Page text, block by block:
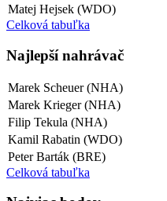
Matej Hejsek (WDO)
Celková tabuľka
Najlepší­ nahrávač
Marek Scheuer (NHA)
Marek Krieger (NHA)
Filip Tekula (NHA)
Kamil Rabatin (WDO)
Peter Barták (BRE)
Celková tabuľka